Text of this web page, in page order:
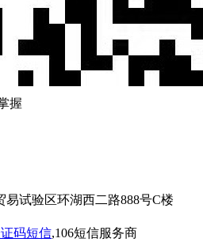
握
试验区环湖西二路888号C楼
码短信,106短信服务商